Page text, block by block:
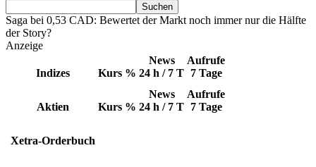
Saga bei 0,53 CAD: Bewertet der Markt noch immer nur die Hälfte
der Story?
Anzeige
Indizes Kurs %
News
24 h / 7 T
Aufrufe
7 Tage
Aktien Kurs %
News
24 h / 7 T
Aufrufe
7 Tage
Xetra-Orderbuch